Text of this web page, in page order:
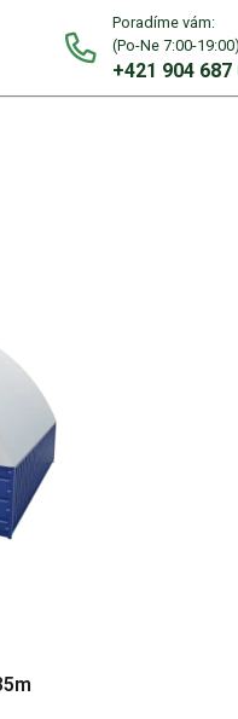
Poradíme vám:
(Po-Ne 7:00-19:00)
+421 904 687